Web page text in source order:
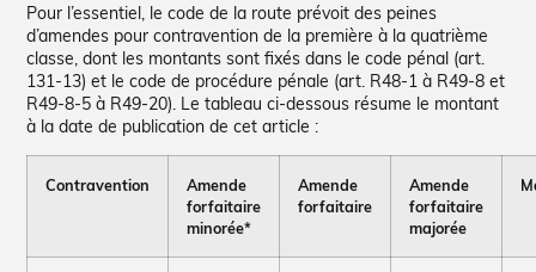
Pour l’essentiel, le code de la route prévoit des peines
d’amendes pour contravention de la première à la quatrième
classe, dont les montants sont fixés dans le code pénal (art.
131-13) et le code de procédure pénale (art. R48-1 à R49-8 et
R49-8-5 à R49-20). Le tableau ci-dessous résume le montant
à la date de publication de cet article :
Contravention
Amende
forfaitaire
minorée*
Amende
forfaitaire
Amende
forfaitaire
majorée